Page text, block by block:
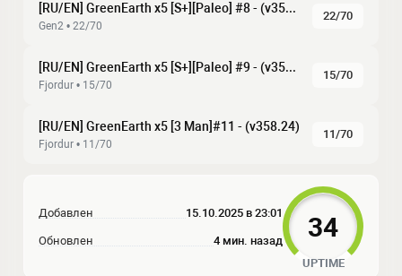
[RU/EN] GreenEarth x5 [S+][Paleo] #8 - (v358.24)
Gen2 • 22/70
22/70
[RU/EN] GreenEarth x5 [S+][Paleo] #9 - (v358.24)
Fjordur • 15/70
15/70
[RU/EN] GreenEarth x5 [3 Man]#11 - (v358.24)
Fjordur • 11/70
11/70
Добавлен 15.10.2025 в 23:01
Обновлен 4 мин. назад 34
UPTIME